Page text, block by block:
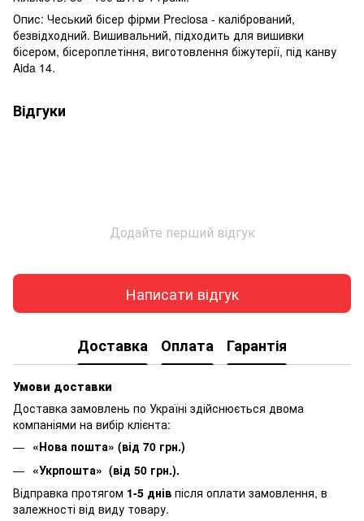
Опис: Чеський бісер фірми Preciosa - калібрований,
безвідходний. Вишивальний, підходить для вишивки
бісером, бісероплетіння, виготовлення біжутерії, під канву
Aida 14.
Відгуки
Додайте перший відгук
Написати відгук
Доставка Оплата Гарантія
Умови доставки
Доставка замовлень по Україні здійснюється двома
компаніями на вибір клієнта:
«Нова пошта» (від 70 грн.)
«Укрпошта» (від 50 грн.).
Відправка протягом 1-5 днів після оплати замовлення, в
залежності від виду товару.